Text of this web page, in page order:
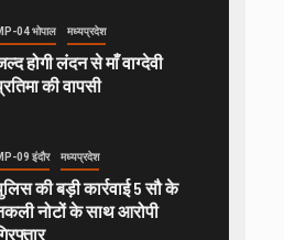
04 भोपाल मध्यप्रदेश
होगी लंदन से माँ वाग्देवी
की वापसी
09 इंदौर मध्यप्रदेश
की बड़ी कार्रवाई 5 सौ के
नोटों के साथ आरोपी